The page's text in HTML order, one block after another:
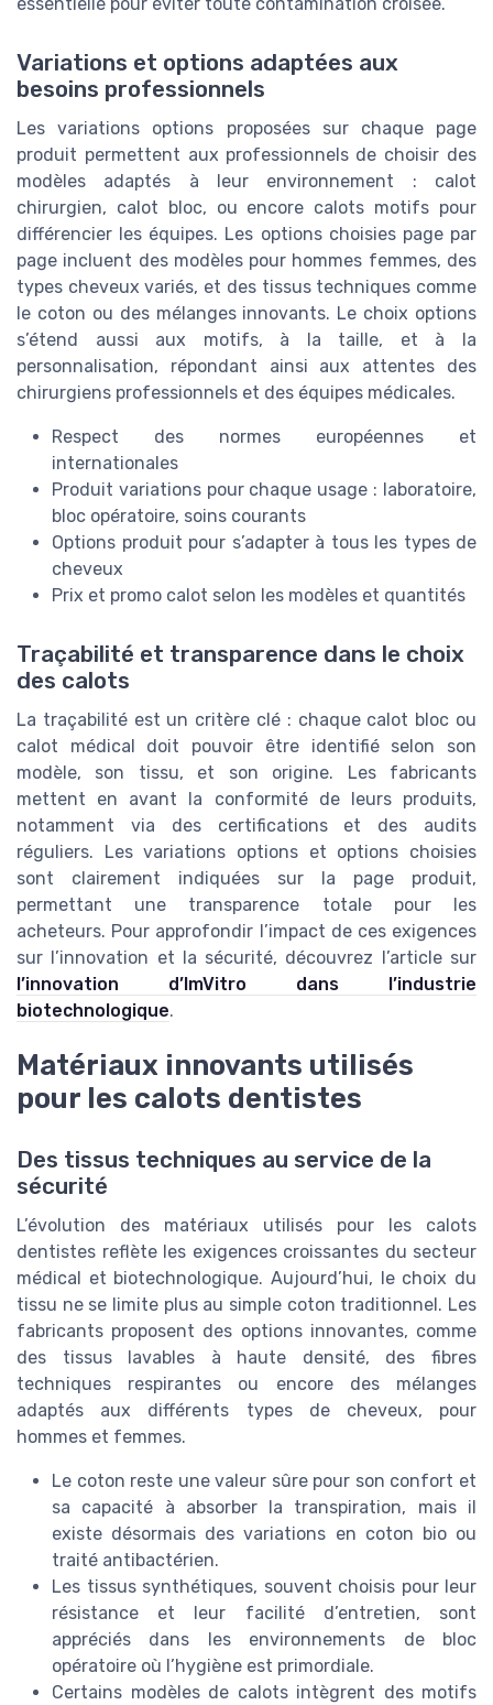
Variations et options adaptées aux
besoins professionnels
Les variations options proposées sur chaque page
produit permettent aux professionnels de choisir des
modèles adaptés à leur environnement : calot
chirurgien, calot bloc, ou encore calots motifs pour
différencier les équipes. Les options choisies page par
page incluent des modèles pour hommes femmes, des
types cheveux variés, et des tissus techniques comme
le coton ou des mélanges innovants. Le choix options
s’étend aussi aux motifs, à la taille, et à la
personnalisation, répondant ainsi aux attentes des
chirurgiens professionnels et des équipes médicales.
Respect des normes européennes et
internationales
Produit variations pour chaque usage : laboratoire,
bloc opératoire, soins courants
Options produit pour s’adapter à tous les types de
cheveux
Prix et promo calot selon les modèles et quantités
Traçabilité et transparence dans le choix
des calots
La traçabilité est un critère clé : chaque calot bloc ou
calot médical doit pouvoir être identifié selon son
modèle, son tissu, et son origine. Les fabricants
mettent en avant la conformité de leurs produits,
notamment via des certifications et des audits
réguliers. Les variations options et options choisies
sont clairement indiquées sur la page produit,
permettant une transparence totale pour les
acheteurs. Pour approfondir l’impact de ces exigences
sur l’innovation et la sécurité, découvrez l’article sur
l’innovation d’ImVitro dans l’industrie
biotechnologique.
Matériaux innovants utilisés
pour les calots dentistes
Des tissus techniques au service de la
sécurité
L’évolution des matériaux utilisés pour les calots
dentistes reflète les exigences croissantes du secteur
médical et biotechnologique. Aujourd’hui, le choix du
tissu ne se limite plus au simple coton traditionnel. Les
fabricants proposent des options innovantes, comme
des tissus lavables à haute densité, des fibres
techniques respirantes ou encore des mélanges
adaptés aux différents types de cheveux, pour
hommes et femmes.
Le coton reste une valeur sûre pour son confort et
sa capacité à absorber la transpiration, mais il
existe désormais des variations en coton bio ou
traité antibactérien.
Les tissus synthétiques, souvent choisis pour leur
résistance et leur facilité d’entretien, sont
appréciés dans les environnements de bloc
opératoire où l’hygiène est primordiale.
Certains modèles de calots intègrent des motifs